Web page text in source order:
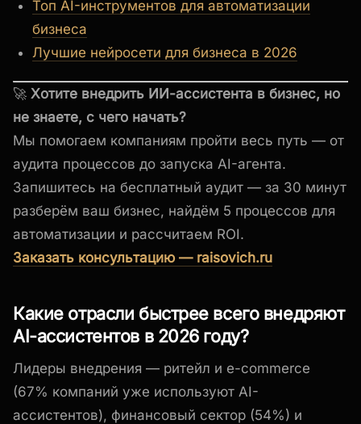
Топ AI-инструментов для автоматизации
бизнеса
Лучшие нейросети для бизнеса в 2026
🚀 Хотите внедрить ИИ-ассистента в бизнес, но
не знаете, с чего начать?
Мы помогаем компаниям пройти весь путь — от
аудита процессов до запуска AI-агента.
Запишитесь на бесплатный аудит — за 30 минут
разберём ваш бизнес, найдём 5 процессов для
автоматизации и рассчитаем ROI.
Заказать консультацию — raisovich.ru
Какие отрасли быстрее всего внедряют
AI-ассистентов в 2026 году?
Лидеры внедрения — ритейл и e-commerce
(67% компаний уже используют AI-
ассистентов), финансовый сектор (54%) и